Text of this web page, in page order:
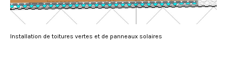
Installation de toitures vertes et de panneaux solaires